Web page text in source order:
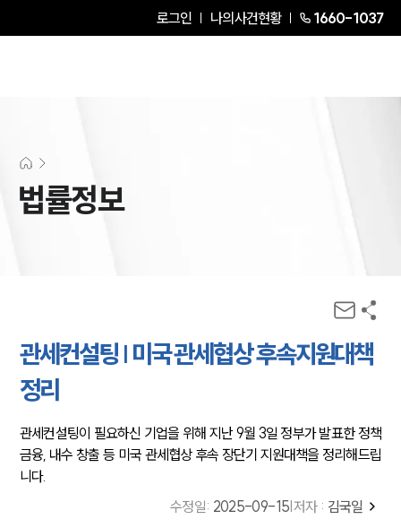
로그인 나의사건현황 1660-1037
법률정보
관세컨설팅 | 미국 관세협상 후속지원대책
정리
관세컨설팅이 필요하신 기업을 위해 지난 9월 3일 정부가 발표한 정책
금융, 내수 창출 등 미국 관세협상 후속 장단기 지원대책을 정리해드립
니다.
수정일: 2025-09-15 저자 : 김국일